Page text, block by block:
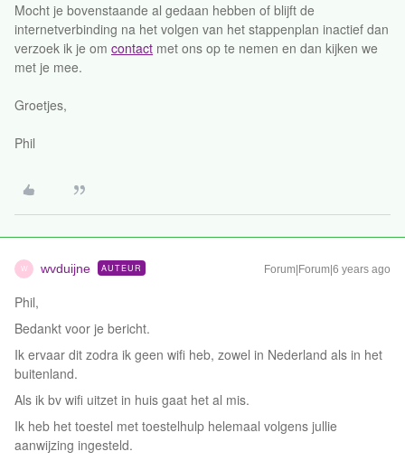
Mocht je bovenstaande al gedaan hebben of blijft de
internetverbinding na het volgen van het stappenplan inactief dan
verzoek ik je om contact met ons op te nemen en dan kijken we
met je mee.
Groetjes,
Phil
W wvduijne AUTEUR Forum|Forum|6 years ago
Phil,
Bedankt voor je bericht.
Ik ervaar dit zodra ik geen wifi heb, zowel in Nederland als in het
buitenland.
Als ik bv wifi uitzet in huis gaat het al mis.
Ik heb het toestel met toestelhulp helemaal volgens jullie
aanwijzing ingesteld.